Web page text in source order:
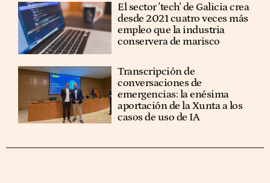
El sector 'tech' de Galicia crea
desde 2021 cuatro veces más
empleo que la industria
conservera de marisco
Transcripción de
conversaciones de
emergencias: la enésima
aportación de la Xunta a los
casos de uso de IA